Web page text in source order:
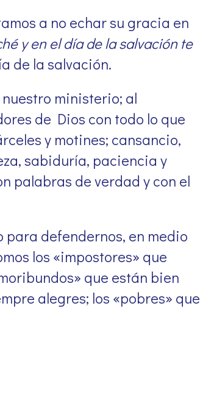
a no echar su gracia en
y en el día de la salvación te
de la salvación.
ministerio; al
de Dios con todo lo que
y motines; cansancio,
sabiduría, paciencia y
palabras de verdad y con el
defendernos, en medio
los «impostores» que
que están bien
alegres; los «pobres» que